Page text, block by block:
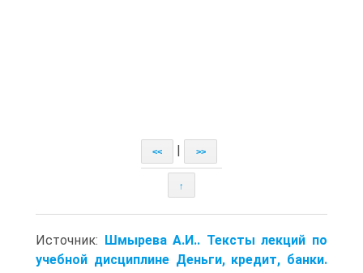
<< >>
↑
Источник: Шмырева А.И.. Тексты лекций по
учебной дисциплине Деньги, кредит, банки.